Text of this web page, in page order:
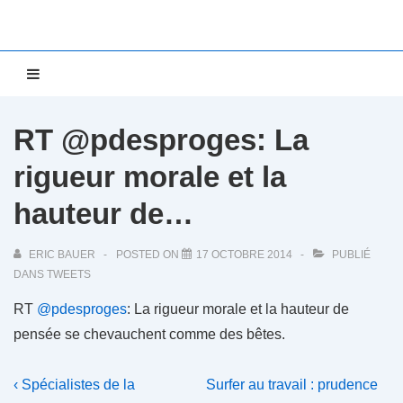
RT @pdesproges: La
rigueur morale et la
hauteur de…
ERIC BAUER POSTED ON 17 OCTOBRE 2014
PUBLIÉ
DANS TWEETS
RT @pdesproges: La rigueur morale et la hauteur de
pensée se chevauchent comme des bêtes.
Navigation
Previous
‹ Spécialistes de la
Next
Surfer au travail : prudence